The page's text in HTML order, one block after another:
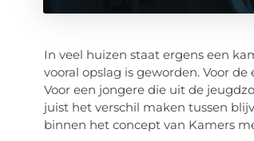
In veel huizen staat ergens een
vooral opslag is geworden. Voor
Voor een jongere die uit de
juist het verschil maken tussen
binnen het concept van Kamers